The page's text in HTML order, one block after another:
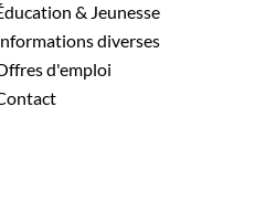
Éducation & Jeunesse
Informations diverses
Offres d'emploi
Contact